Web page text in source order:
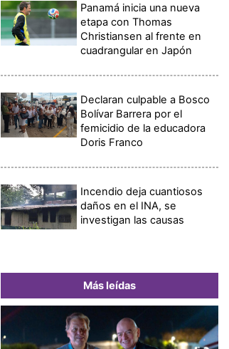
Panamá inicia una nueva
etapa con Thomas
Christiansen al frente en
cuadrangular en Japón
Declaran culpable a Bosco
Bolívar Barrera por el
femicidio de la educadora
Doris Franco
Incendio deja cuantiosos
daños en el INA, se
investigan las causas
Más leídas